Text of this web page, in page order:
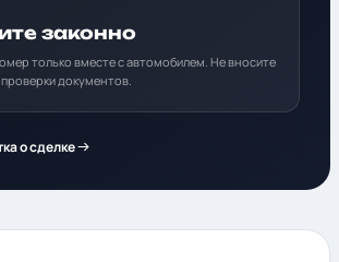
законно
только вместе с автомобилем. Не вносите
документов.
о сделке